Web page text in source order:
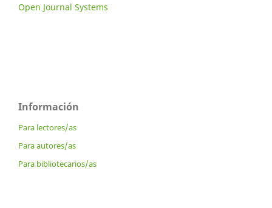
Open Journal Systems
Información
Para lectores/as
Para autores/as
Para bibliotecarios/as